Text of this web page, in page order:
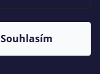
Souhlasím